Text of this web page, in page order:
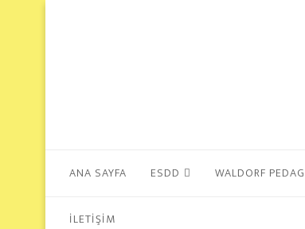
ANA SAYFA ESDD WALDORF
İLETIŞIM